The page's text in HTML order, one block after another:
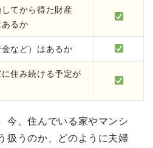
てから得た財産
あるか
など）はあるか
住み続ける予定が
今、住んでいる家やマンシ
扱うのか、どのように夫婦